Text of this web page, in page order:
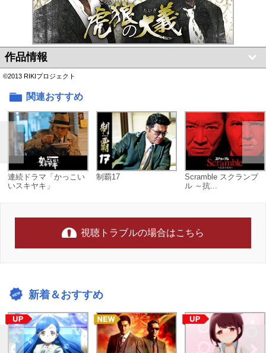
作品情報
©2013 RIKIプロジェクト
関連おすすめ
連続ドラマ「かっこい
いスキヤキ」
制覇17
Scramble スクランブ
ル ～抗...
視聴トラブルの場合はこちら
新着＆おすすめ